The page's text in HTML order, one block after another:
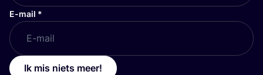
E-mail *
Ik mis niets meer!